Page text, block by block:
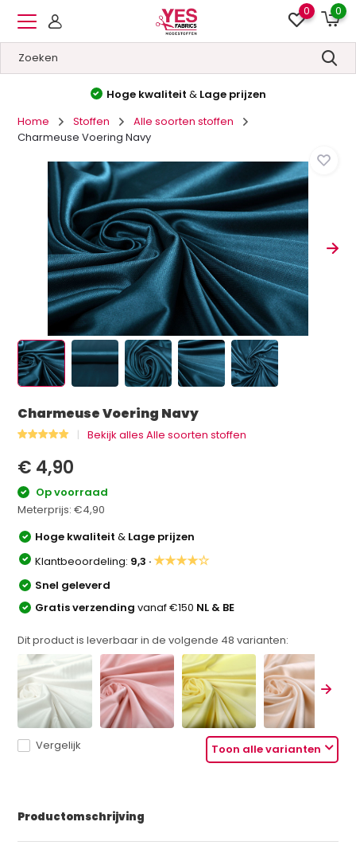
0 0
Hoge kwaliteit & Lage prijzen
Home
Stoffen
Alle soorten stoffen
Charmeuse Voering Navy
Charmeuse Voering Navy
Bekijk alles Alle soorten stoffen
€ 4,90
Op voorraad
Meterprijs:€4,90
Hoge kwaliteit& Lage prijzen
Klantbeoordeling: 9,3 ·★★★★☆
Snel geleverd
Gratis verzendingvanaf €150 NL & BE
Dit product is leverbaar in de volgende 48 varianten:
Toon alle varianten
Vergelijk
Productomschrijving